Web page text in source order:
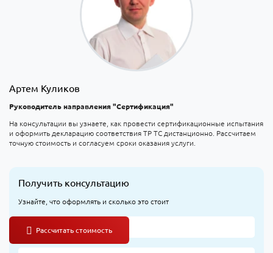
Артем Куликов
Руководитель направления "Сертификация"
На консультации вы узнаете, как провести сертификационные испытания
и оформить декларацию соответствия ТР ТС дистанционно. Рассчитаем
точную стоимость и согласуем сроки оказания услуги.
Получить консультацию
Узнайте, что оформлять и сколько это стоит